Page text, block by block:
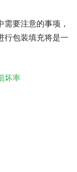
要注意的事项，
行包装填充将是一
坏率